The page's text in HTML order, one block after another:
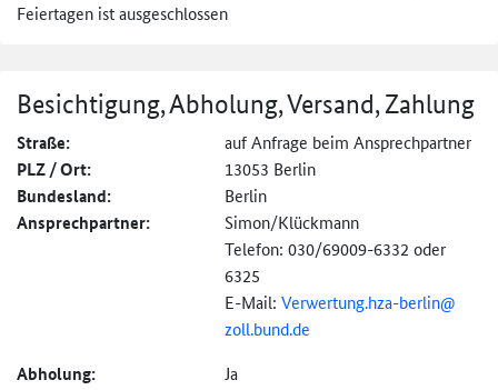
Feiertagen ist ausgeschlossen
Besichtigung, Abholung, Versand, Zahlung
Straße: auf Anfrage beim Ansprechpartner
PLZ / Ort: 13053 Berlin
Bundesland: Berlin
Ansprechpartner:
Simon/Klückmann
Telefon: 030/69009-6332 oder
6325
E-Mail: Verwertung.hza-berlin@
zoll.bund.de
Abholung: Ja